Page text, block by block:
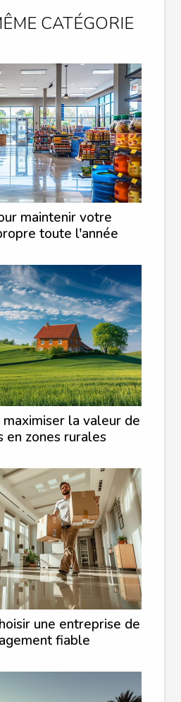
CATÉGORIE
maintenir votre
toute l'année
la valeur de
en zones rurales
une entreprise de
fiable